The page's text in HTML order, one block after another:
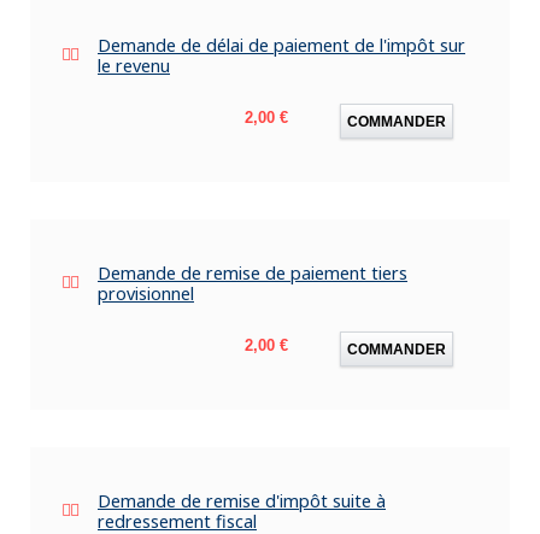
Demande de délai de paiement de l'impôt sur
le revenu
Prix
2,00 € COMMANDER
Demande de remise de paiement tiers
provisionnel
Prix
2,00 € COMMANDER
Demande de remise d'impôt suite à
redressement fiscal